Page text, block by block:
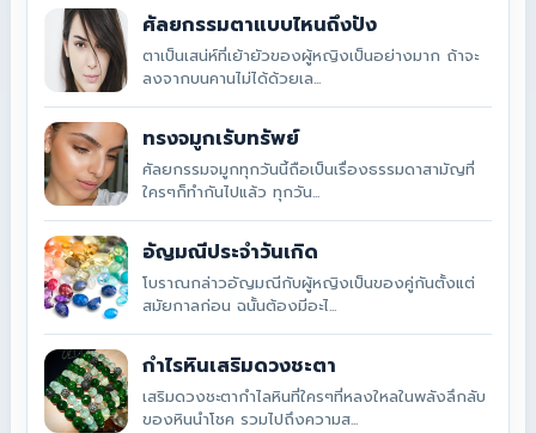
ศัลยกรรมตาแบบไหนถึงปัง
ตาเป็นเสน่ห์ที่เย้ายัวของผู้หญิงเป็นอย่างมาก ถ้าจะ
ลงจากบนคานไม่ได้ด้วยเล...
ทรงจมูกเรับทรัพย์
ศัลยกรรมจมูกทุกวันนี้ถือเป็นเรื่องธรรมดาสามัญที่
ใครๆก็ทำกันไปแล้ว ทุกวัน...
อัญมณีประจำวันเกิด
โบราณกล่าวอัญมณีกับผู้หญิงเป็นของคู่กันตั้งแต่
สมัยกาลก่อน ฉนั้นต้องมีอะไ...
กำไรหินเสริมดวงชะตา
เสริมดวงชะตากำไลหินที่ใครๆที่หลงใหลในพลังลึกลับ
ของหินนำโชค รวมไปถึงความส...